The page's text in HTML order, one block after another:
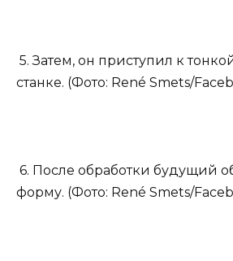
5. Затем, он приступил к
станке. (Фото: René Smets/
6. После обработки будущий
форму. (Фото: René Smets/